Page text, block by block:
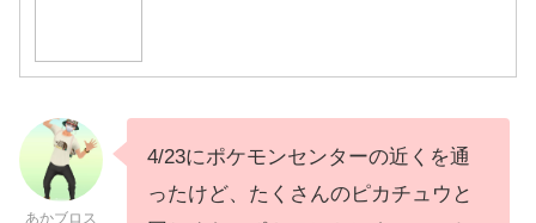
あかブロス
4/23にポケモンセンターの近くを通
ったけど、たくさんのピカチュウと